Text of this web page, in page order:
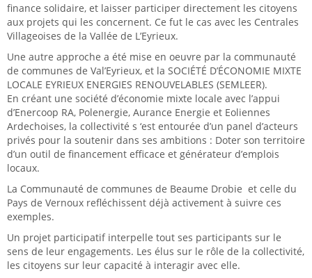
finance solidaire, et laisser participer directement les citoyens
aux projets qui les concernent. Ce fut le cas avec les Centrales
Villageoises de la Vallée de L’Eyrieux.
Une autre approche a été mise en oeuvre par la communauté
de communes de Val’Eyrieux, et la SOCIÉTÉ D’ÉCONOMIE MIXTE
LOCALE EYRIEUX ENERGIES RENOUVELABLES (SEMLEER).
En créant une société d’économie mixte locale avec l’appui
d’Enercoop RA, Polenergie, Aurance Energie et Eoliennes
Ardechoises, la collectivité s ‘est entourée d’un panel d’acteurs
privés pour la soutenir dans ses ambitions : Doter son territoire
d’un outil de financement efficace et générateur d’emplois
locaux.
La Communauté de communes de Beaume Drobie et celle du
Pays de Vernoux refléchissent déjà activement à suivre ces
exemples.
Un projet participatif interpelle tout ses participants sur le
sens de leur engagements. Les élus sur le rôle de la collectivité,
les citoyens sur leur capacité à interagir avec elle.